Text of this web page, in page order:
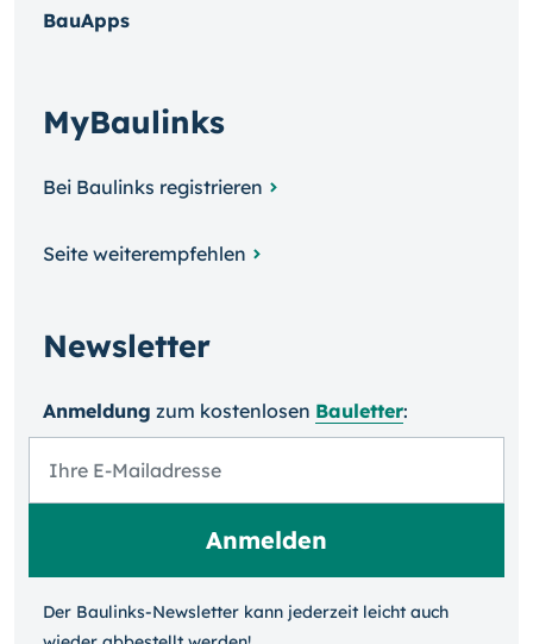
BauApps
MyBaulinks
Bei Baulinks registrieren
Seite weiterempfehlen
Newsletter
Anmeldung zum kosten­losen Bauletter:
Der Baulinks-Newsletter kann jeder­zeit leicht auch